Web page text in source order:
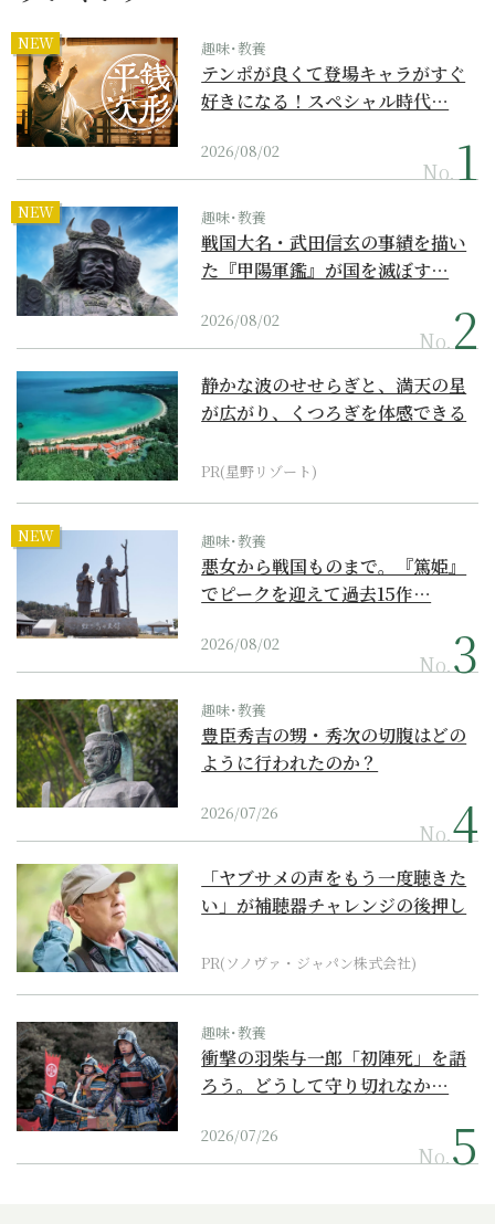
NEW 趣味･教養
テンポが良くて登場キャラがすぐ
好きになる！スペシャル時代…
2026/08/02
No.
NEW 趣味･教養
戦国大名・武田信玄の事績を描い
た『甲陽軍鑑』が国を滅ぼす…
2026/08/02
No.
静かな波のせせらぎと、満天の星
が広がり、くつろぎを体感できる
PR(星野リゾート)
NEW 趣味･教養
悪女から戦国ものまで。『篤姫』
でピークを迎えて過去15作…
2026/08/02
No.
趣味･教養
豊臣秀吉の甥・秀次の切腹はどの
ように行われたのか？
2026/07/26
No.
「ヤブサメの声をもう一度聴きた
い」が補聴器チャレンジの後押し
PR(ソノヴァ・ジャパン株式会社)
趣味･教養
衝撃の羽柴与一郎「初陣死」を語
ろう。どうして守り切れなか…
2026/07/26
No.